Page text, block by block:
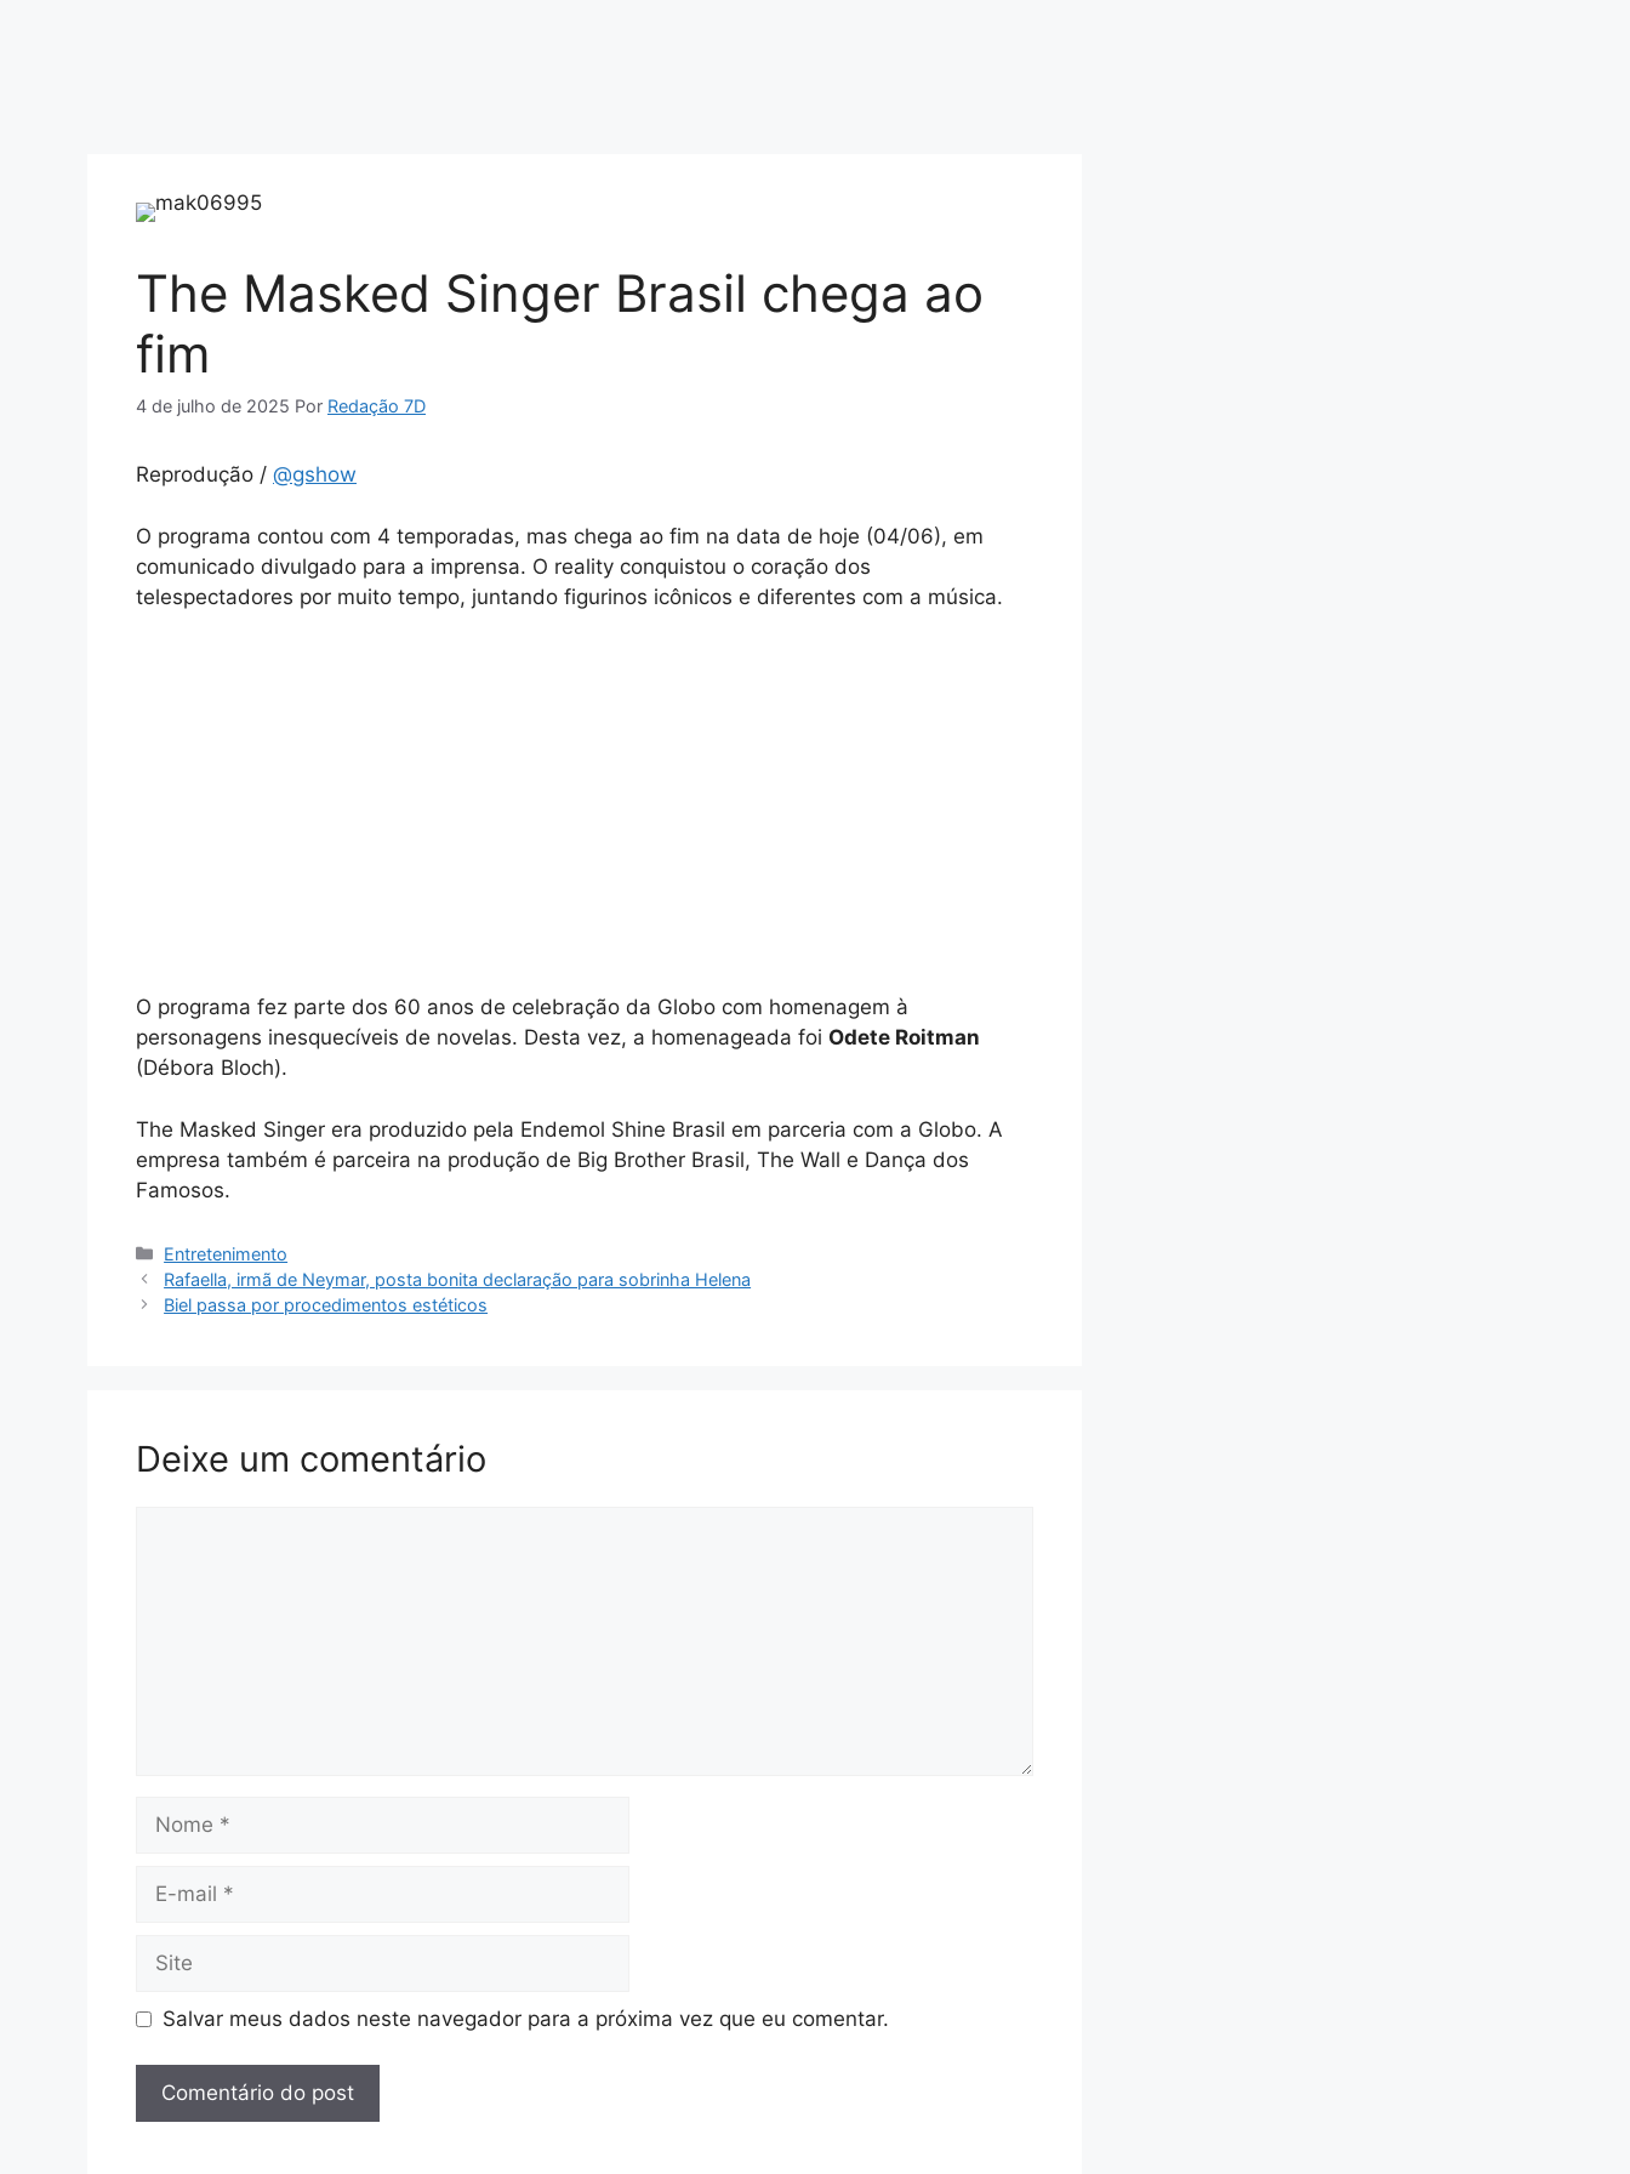
The Masked Singer Brasil chega ao
fim
4 de julho de 2025 Por Redação 7D
Reprodução / @gshow
O programa contou com 4 temporadas, mas chega ao fim na data de hoje (04/06), em
comunicado divulgado para a imprensa. O reality conquistou o coração dos
telespectadores por muito tempo, juntando figurinos icônicos e diferentes com a música.
O programa fez parte dos 60 anos de celebração da Globo com homenagem à
personagens inesquecíveis de novelas. Desta vez, a homenageada foi Odete Roitman
(Débora Bloch).
The Masked Singer era produzido pela Endemol Shine Brasil em parceria com a Globo. A
empresa também é parceira na produção de Big Brother Brasil, The Wall e Dança dos
Famosos.
Categorias
Entretenimento
Rafaella, irmã de Neymar, posta bonita declaração para sobrinha Helena
Biel passa por procedimentos estéticos
Deixe um comentário
mail
Salvar meus dados neste navegador para a próxima vez que eu comentar.